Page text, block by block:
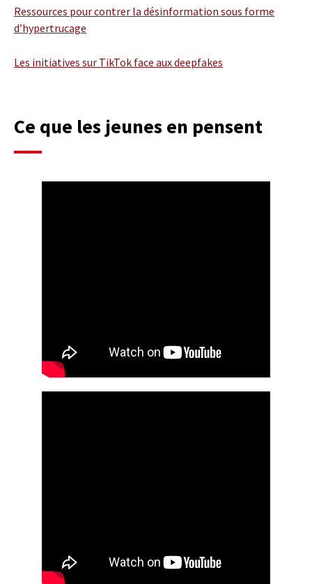
Ressources pour contrer la désinformation sous forme
d’hypertrucage
Les initiatives sur TikTok face aux deepfakes
Ce que les jeunes en pensent